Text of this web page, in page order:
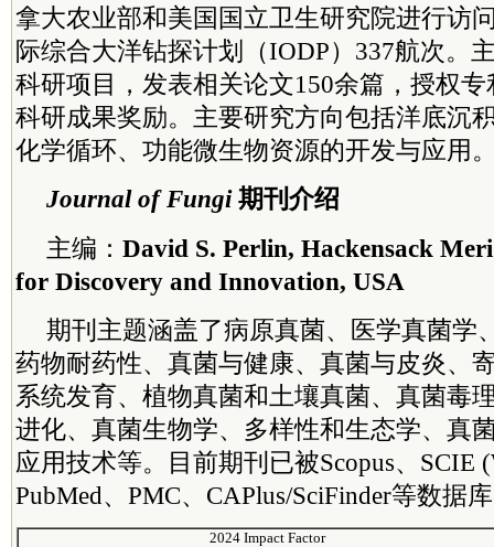
拿大农业部和美国 国立卫生研究院进行访
际综合大洋钻探计划（IODP）337航次。
科研项目，发表相关论文150余篇，授权
科研成果奖励。主要研究方向包括洋底沉
化学循环、功能微生物资源的开发与应用
Journal of Fungi期刊介绍
主编： David S. Perlin, Hackensack
for Discovery and Innovation, USA
期刊主题涵盖了病原真菌、医学真菌学
药物耐药性、真菌与健康、真菌与皮炎、
系统发育、植物真菌和土壤真菌、真菌毒
进化、真菌生物学、多样性和生态学、真
应用技术等。目前期刊已被Scopus、SCIE
PubMed、PMC、CAPlus/SciFinder等数据
2024 Impact Factor